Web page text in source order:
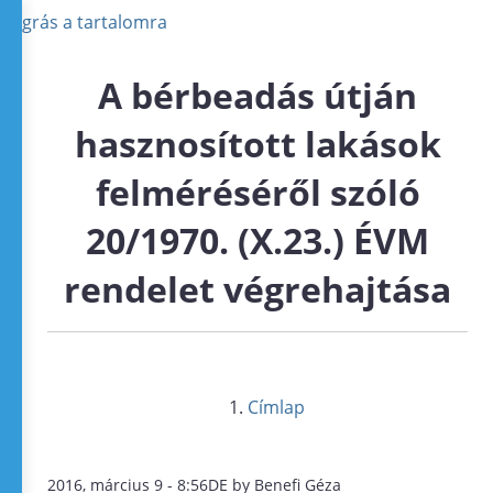
Ugrás a tartalomra
A bérbeadás útján
hasznosított lakások
felméréséről szóló
20/1970. (X.23.) ÉVM
rendelet végrehajtása
Címlap
2016, március 9 - 8:56DE by Benefi Géza